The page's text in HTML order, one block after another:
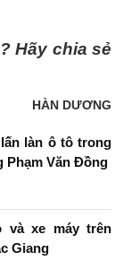
Hãy chia sẻ
HÀN DƯƠNG
làn ô tô trong
Phạm Văn Đồng
và xe máy trên
Giang